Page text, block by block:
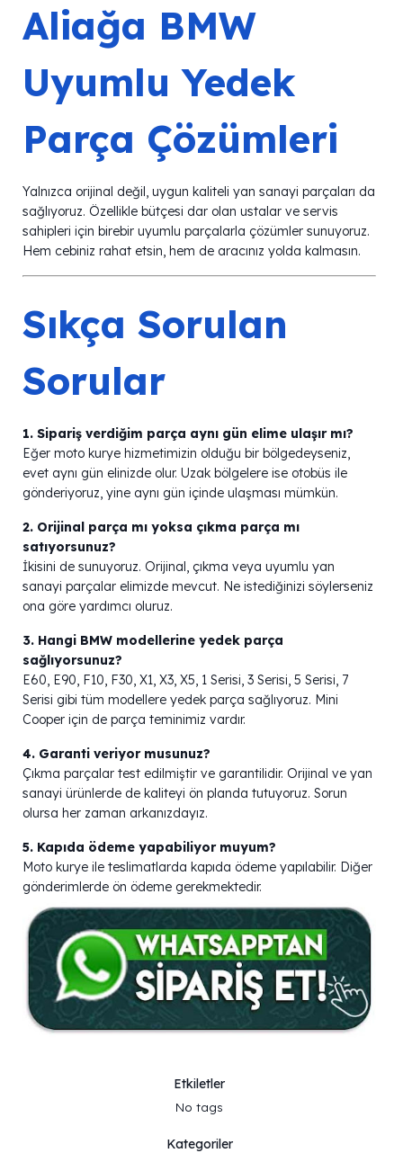
Aliağa BMW
Uyumlu Yedek
Parça Çözümleri
Yalnızca orijinal değil, uygun kaliteli yan sanayi parçaları da
sağlıyoruz. Özellikle bütçesi dar olan ustalar ve servis
sahipleri için birebir uyumlu parçalarla çözümler sunuyoruz.
Hem cebiniz rahat etsin, hem de aracınız yolda kalmasın.
Sıkça Sorulan
Sorular
1. Sipariş verdiğim parça aynı gün elime ulaşır mı?
Eğer moto kurye hizmetimizin olduğu bir bölgedeyseniz,
evet aynı gün elinizde olur. Uzak bölgelere ise otobüs ile
gönderiyoruz, yine aynı gün içinde ulaşması mümkün.
2. Orijinal parça mı yoksa çıkma parça mı
satıyorsunuz?
İkisini de sunuyoruz. Orijinal, çıkma veya uyumlu yan
sanayi parçalar elimizde mevcut. Ne istediğinizi söylerseniz
ona göre yardımcı oluruz.
3. Hangi BMW modellerine yedek parça
sağlıyorsunuz?
E60, E90, F10, F30, X1, X3, X5, 1 Serisi, 3 Serisi, 5 Serisi, 7
Serisi gibi tüm modellere yedek parça sağlıyoruz. Mini
Cooper için de parça teminimiz vardır.
4. Garanti veriyor musunuz?
Çıkma parçalar test edilmiştir ve garantilidir. Orijinal ve yan
sanayi ürünlerde de kaliteyi ön planda tutuyoruz. Sorun
olursa her zaman arkanızdayız.
5. Kapıda ödeme yapabiliyor muyum?
Moto kurye ile teslimatlarda kapıda ödeme yapılabilir. Diğer
gönderimlerde ön ödeme gerekmektedir.
Etkiletler
No tags
Kategoriler